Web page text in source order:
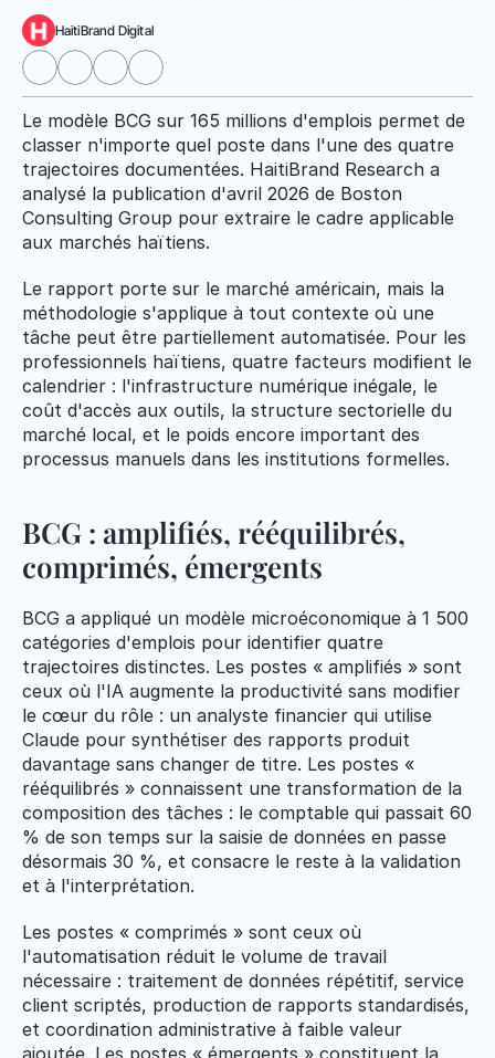
HaitiBrand Digital
Le modèle BCG sur 165 millions d'emplois permet de
classer n'importe quel poste dans l'une des quatre
trajectoires documentées. HaitiBrand Research a
analysé la publication d'avril 2026 de Boston
Consulting Group pour extraire le cadre applicable
aux marchés haïtiens.
Le rapport porte sur le marché américain, mais la
méthodologie s'applique à tout contexte où une
tâche peut être partiellement automatisée. Pour les
professionnels haïtiens, quatre facteurs modifient le
calendrier : l'infrastructure numérique inégale, le
coût d'accès aux outils, la structure sectorielle du
marché local, et le poids encore important des
processus manuels dans les institutions formelles.
BCG : amplifiés, rééquilibrés,
comprimés, émergents
BCG a appliqué un modèle microéconomique à 1 500
catégories d'emplois pour identifier quatre
trajectoires distinctes. Les postes « amplifiés » sont
ceux où l'IA augmente la productivité sans modifier
le cœur du rôle : un analyste financier qui utilise
Claude pour synthétiser des rapports produit
davantage sans changer de titre. Les postes «
rééquilibrés » connaissent une transformation de la
composition des tâches : le comptable qui passait 60
% de son temps sur la saisie de données en passe
désormais 30 %, et consacre le reste à la validation
et à l'interprétation.
Les postes « comprimés » sont ceux où
l'automatisation réduit le volume de travail
nécessaire : traitement de données répétitif, service
client scriptés, production de rapports standardisés,
et coordination administrative à faible valeur
ajoutée. Les postes « émergents » constituent la